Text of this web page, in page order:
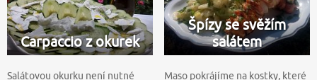
Carpaccio z okurek
Salátovou okurku není nutné
Špízy se svěžím
salátem
Maso pokrájíme na kostky, které